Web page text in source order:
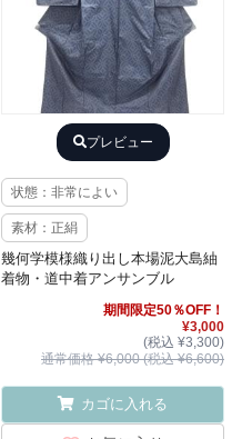
プレビュー
状態：非常によい
素材：正絹
幾何学模様織り出し本場泥大島紬
着物・道中着アンサンブル
期間限定50％OFF！
¥3,000
(税込 ¥3,300)
通常価格 ¥6,000 (税込 ¥6,600)
カゴに入れる